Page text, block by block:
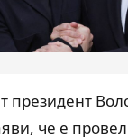
президент
че е